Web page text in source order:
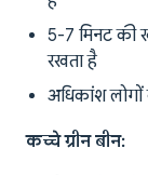
5-7 मिनट की
रखता है
अधिकांश
कच्चे ग्रीन बीन: